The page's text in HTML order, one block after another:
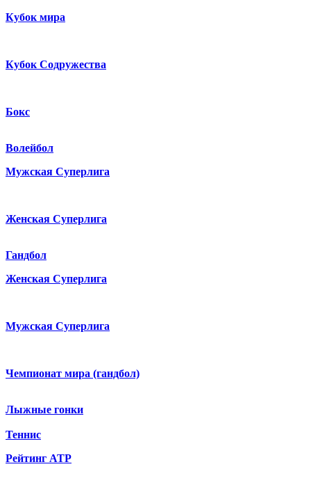
Кубок мира
Кубок Содружества
Бокс
Волейбол
Мужская Суперлига
Женская Суперлига
Гандбол
Женская Суперлига
Мужская Суперлига
Чемпионат мира (гандбол)
Лыжные гонки
Теннис
Рейтинг ATP